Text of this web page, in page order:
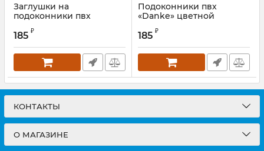
Заглушки на
подоконники пвх
185 ₽
Подоконники пвх
«Danke» цветной
turque
185 ₽
КОНТАКТЫ
О МАГАЗИНЕ